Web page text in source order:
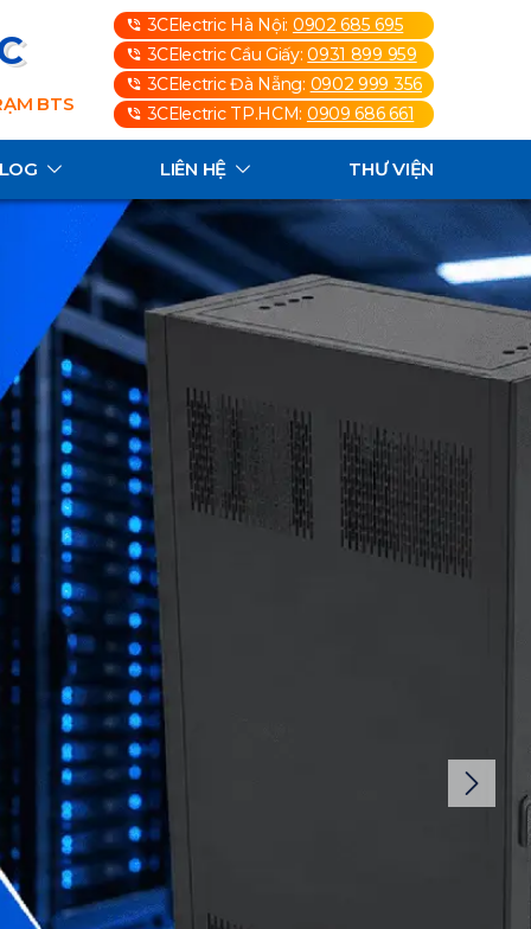
BTS
3CElectric Hà Nội: 0902 685 695
3CElectric Cầu Giấy:0931 899 959
3CElectric Đà Nẵng: 0902 999 356
3CElectric TP.HCM: 0909 686 661
LIÊN HỆ THƯ VIỆN